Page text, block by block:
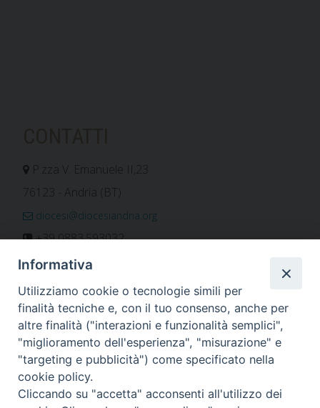
P.zza V. Emanuele II,23
76123 - Andria (BT)
diocesi@diocesiandria.org
+39 0883.593032
+39 0883.592596
ORARIO E CALENDARI
Orari uffici
Calendario diocesano
Orario messe
Informativa
Utilizziamo cookie o tecnologie simili per
finalità tecniche e, con il tuo consenso, anche per
altre finalità ("interazioni e funzionalità semplici",
"miglioramento dell'esperienza", "misurazione" e
"targeting e pubblicità") come specificato nella
cookie policy.
Cliccando su "accetta" acconsenti all'utilizzo dei